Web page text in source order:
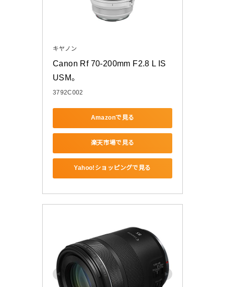
キヤノン
Canon Rf 70-200mm F2.8 L IS
USM。
3792C002
Amazonで見る
楽天市場で見る
Yahoo!ショッピングで見る